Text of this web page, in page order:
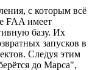
с которым всё
FAA имеет
базу. Их
запусков в
Следуя этим
до Марса",